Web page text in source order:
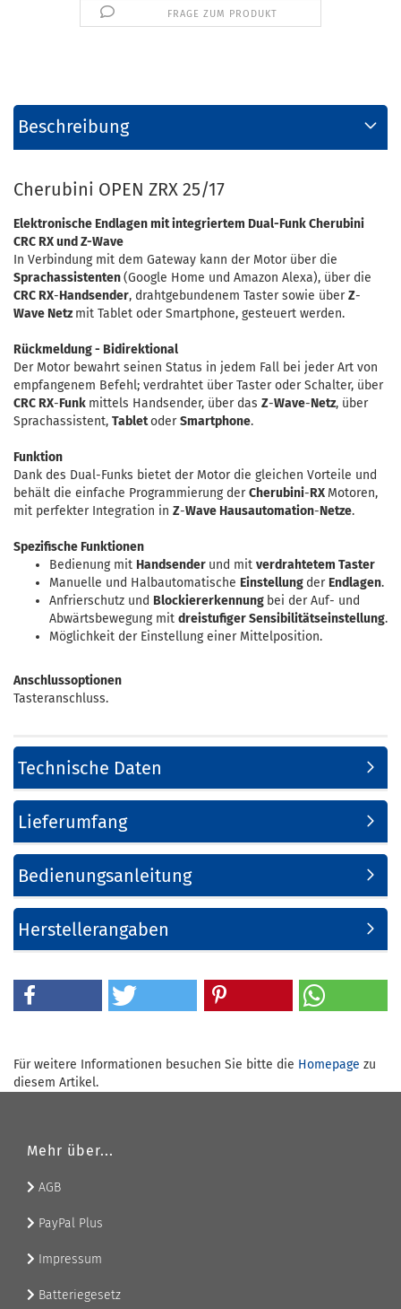
FRAGE ZUM PRODUKT
Beschreibung
Cherubini OPEN ZRX 25/17
Elektronische Endlagen mit integriertem Dual-Funk Cherubini
CRC RX und Z-Wave
In Verbindung mit dem Gateway kann der Motor über die
Sprachassistenten(Google Home und Amazon Alexa), über die
CRC RX-Handsender, drahtgebundenem Taster sowie überZ-
Wave Netz mit Tablet oder Smartphone, gesteuert werden.
Rückmeldung - Bidirektional
Der Motor bewahrt seinen Status in jedem Fall bei jeder Art von
empfangenem Befehl; verdrahtet über Taster oder Schalter, über
CRC RX-Funk mittels Handsender, über das Z-Wave-Netz, über
Sprachassistent, TabletoderSmartphone.
Funktion
Dank des Dual-Funks bietet der Motor die gleichen Vorteile und
behält die einfache Programmierung derCherubini-RX Motoren,
mit perfekter Integration in Z-Wave Hausautomation-Netze.
Spezifische Funktionen
Bedienung mit Handsender und mit verdrahtetem Taster
Manuelle und Halbautomatische Einstellung der Endlagen.
Anfrierschutz und Blockiererkennung bei der Auf- und
Abwärtsbewegung mit dreistufiger Sensibilitätseinstellung.
Möglichkeit der Einstellung einer Mittelposition.
Anschlussoptionen
Tasteranschluss.
Technische Daten
Lieferumfang
Bedienungsanleitung
Herstellerangaben
Für weitere Informationen besuchen Sie bitte die Homepage zu
diesem Artikel.
Mehr über...
AGB
PayPal Plus
Impressum
Batteriegesetz